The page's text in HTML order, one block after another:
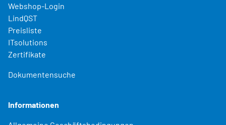
Webshop-Login
LindQST
Preisliste
ITsolutions
Zertifikate
Dokumentensuche
Informationen